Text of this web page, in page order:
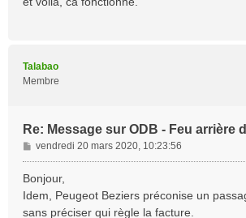
Talabao
Membre
Re: Message sur ODB - Feu arrière
M
e
s
vendredi 20 mars 2020, 10:23:56
Bonjour,
Idem, Peugeot Beziers préconise un
sans préciser qui règle la facture.